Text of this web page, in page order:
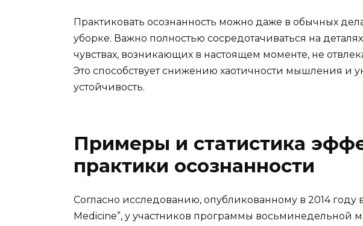
Практиковать осознанность можно даже в обычных
уборке. Важно полностью сосредотачиваться на
чувствах, возникающих в настоящем моменте, не
Это способствует снижению хаотичности мышления и
устойчивость.
Примеры и статистика
практики осознанности
Согласно исследованию, опубликованному в 2014 году
Medicine”, у участников программы восьминедельной